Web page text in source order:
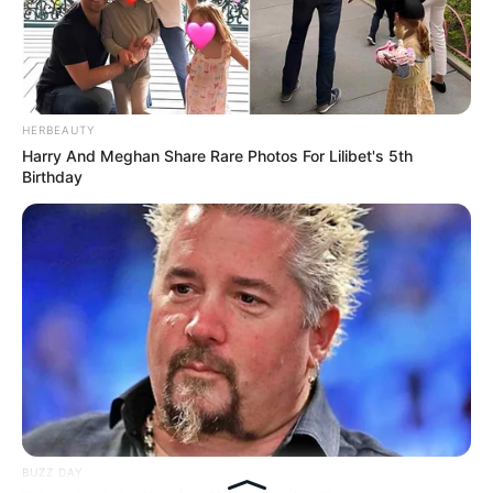
Hasil Renovasi Rumah Berusia
90 Tahun
HERBEAUTY
Harry And Meghan Share Rare Photos For Lilibet's 5th
Birthday
BUZZ DAY